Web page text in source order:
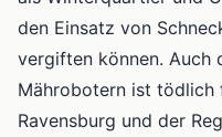
den Einsatz von
vergiften können. Auch
Mährobotern ist tödlich
Ravensburg und der